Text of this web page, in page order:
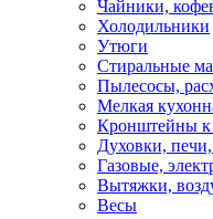
Чайники,
Холодильники
Утюги
Стиральные
Пылесосы,
Мелкая
Кронштейны к
Духовки,
Газовые,
Вытяжки,
Весы